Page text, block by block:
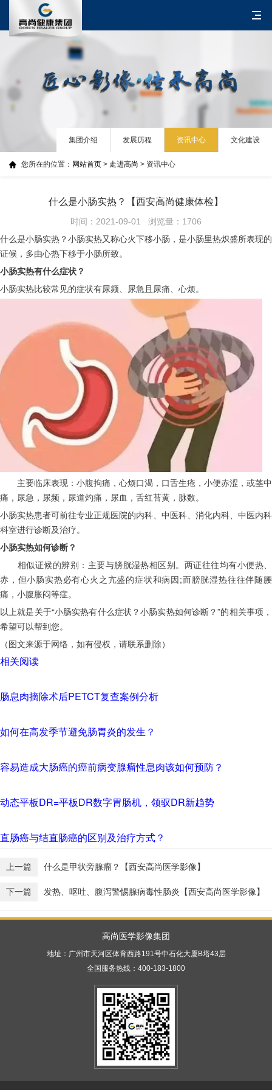
您所在的位置： 网站首页 > 走进高尚 > 资讯中心
集团介绍 发展历程 资讯中心 文化建设
什么是小肠实热？【西安高尚健康体检】
时间：2021-09-01 浏览量：1706
什么是小肠实热？小肠实热又称心火下移小肠，是小肠里热炽盛所表现的
证候，多由心热下移于小肠所致。
小肠实热有什么症状？
小肠实热比较常见的症状有尿频、尿急且尿痛、心烦。
主要临床表现：小腹拘痛，心烦口渴，口舌生疮，小便赤涩，或茎中
痛，尿急，尿频，尿道灼痛，尿血，舌红苔黄，脉数。
小肠实热患者可前往专业正规医院的内科、中医科、消化内科、中医内科
科室进行诊断及治疗。
小肠实热如何诊断？
相似证候的辨别：主要与膀胱湿热相区别。两证往往均有小便热、
赤，但小肠实热必有心火之亢盛的症状和病因;而膀胱湿热往往伴随腰
痛，小腹胀闷等症。
以上就是关于“小肠实热有什么症状？小肠实热如何诊断？”的相关事项，
希望可以帮到您。
（图文来源于网络，如有侵权，请联系删除）
相关阅读
肠息肉摘除术后PETCT复查案例分析
如何在高发季节避免肠胃炎的发生？
容易造成大肠癌的癌前病变腺瘤性息肉该如何预防？
动态平板DR=平板DR数字胃肠机，领驭DR新趋势
直肠癌与结直肠癌的区别及治疗方式？
上一篇 什么是甲状旁腺瘤？【西安高尚医学影像】
下一篇 发热、呕吐、腹泻警惕腺病毒性肠炎【西安高尚医学影像】
高尚医学影像集团
地址：广州市天河区体育西路191号中石化大厦B塔43层
全国服务热线：400-183-1800